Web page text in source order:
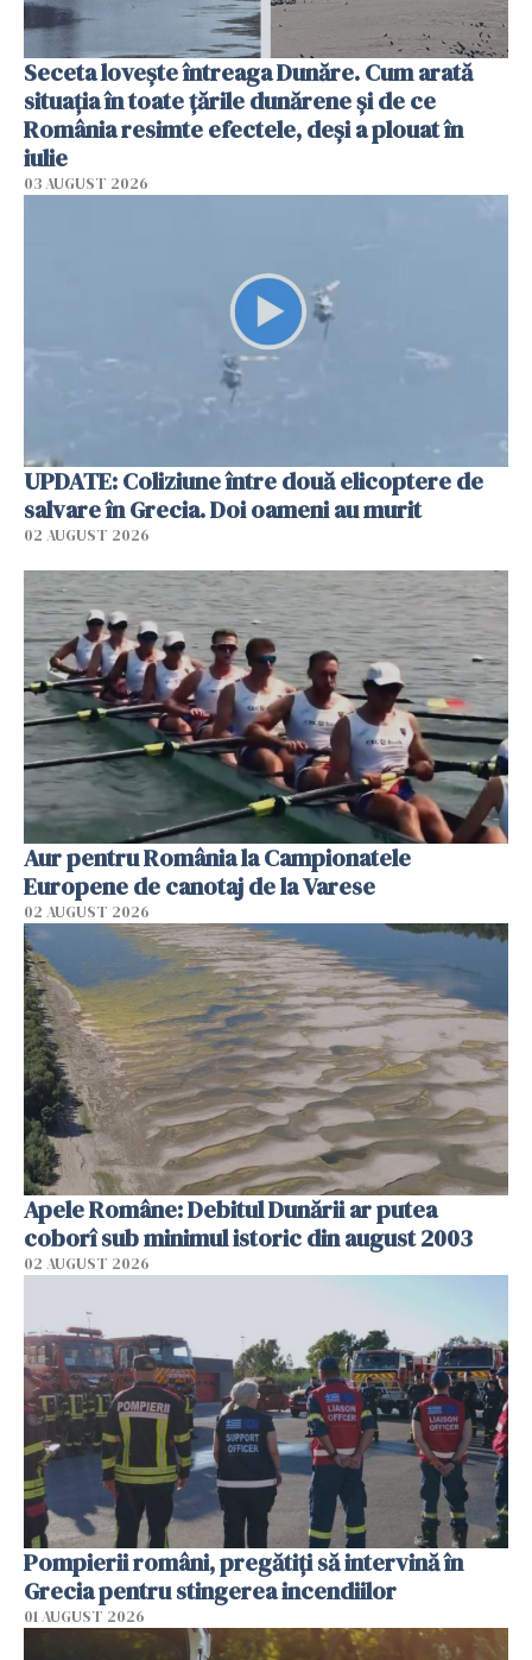
Seceta lovește întreaga Dunăre. Cum arată
situația în toate țările dunărene și de ce
România resimte efectele, deși a plouat în
iulie
03 AUGUST 2026
UPDATE: Coliziune între două elicoptere de
salvare în Grecia. Doi oameni au murit
02 AUGUST 2026
Aur pentru România la Campionatele
Europene de canotaj de la Varese
02 AUGUST 2026
Apele Române: Debitul Dunării ar putea
coborî sub minimul istoric din august 2003
02 AUGUST 2026
Pompierii români, pregătiţi să intervină în
Grecia pentru stingerea incendiilor
01 AUGUST 2026